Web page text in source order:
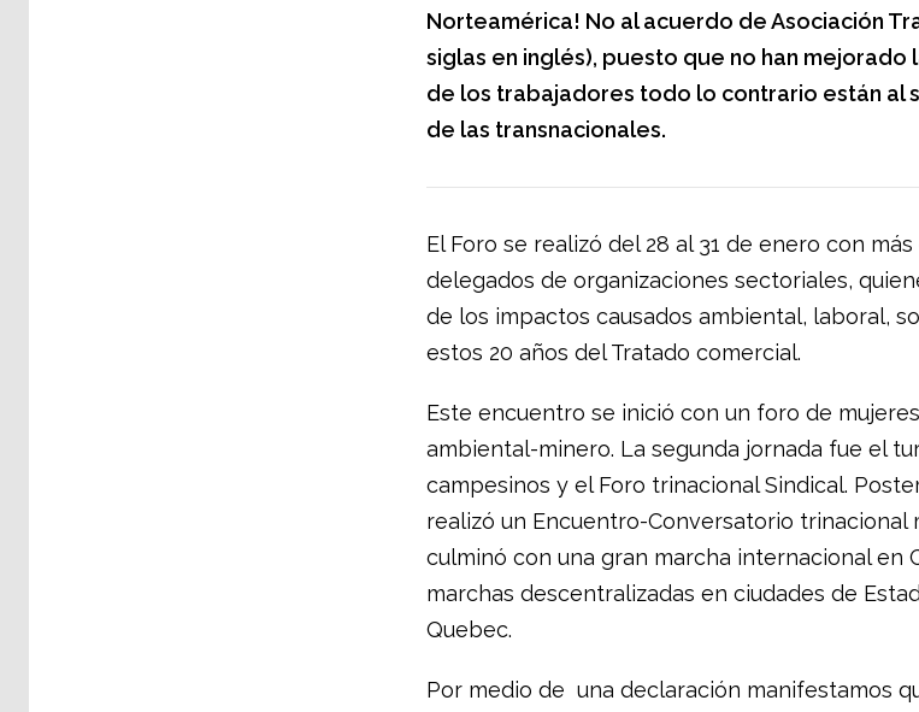
Norteamérica! No al acuerdo de Asociación
siglas en inglés), puesto que no han mejorado
de los trabajadores todo lo contrario están al
de las transnacionales.
El Foro se realizó del 28 al 31 de enero con
delegados de organizaciones sectoriales,
de los impactos causados ambiental, laboral,
estos 20 años del Tratado comercial.
Este encuentro se inició con un foro de
ambiental-minero. La segunda jornada fue el
campesinos y el Foro trinacional Sindical.
realizó un Encuentro-Conversatorio trinacional
culminó con una gran marcha internacional en
marchas descentralizadas en ciudades de
Quebec.
Por medio de una declaración manifestamos